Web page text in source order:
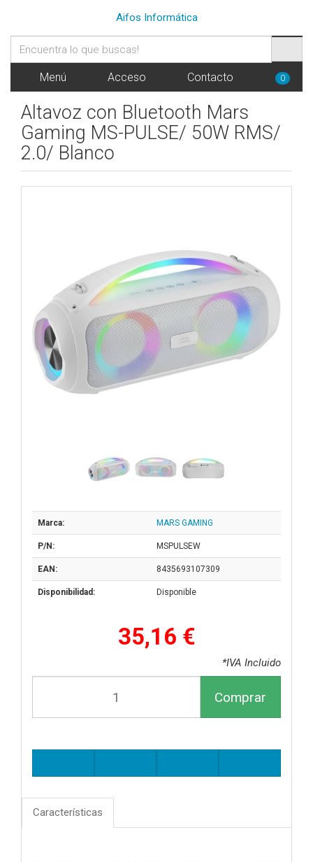
Aifos Informática
Menú Acceso Contacto 0
Altavoz con Bluetooth Mars
Gaming MS-PULSE/ 50W RMS/
2.0/ Blanco
Marca: MARS GAMING
P/N: MSPULSEW
EAN: 8435693107309
Disponibilidad: Disponible
35,16 €
*IVA Incluido
Comprar
Características